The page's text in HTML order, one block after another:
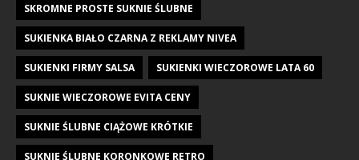
SKROMNE PROSTE SUKNIE ŚLUBNE
SUKIENKA BIAŁO CZARNA Z REKLAMY NIVEA
SUKIENKI FIRMY SALSA SUKIENKI WIECZOROWE LATA 60
SUKNIE WIECZOROWE EVITA CENY
SUKNIE ŚLUBNE CIĄŻOWE KRÓTKIE
SUKNIE ŚLUBNE KORONKOWE RETRO